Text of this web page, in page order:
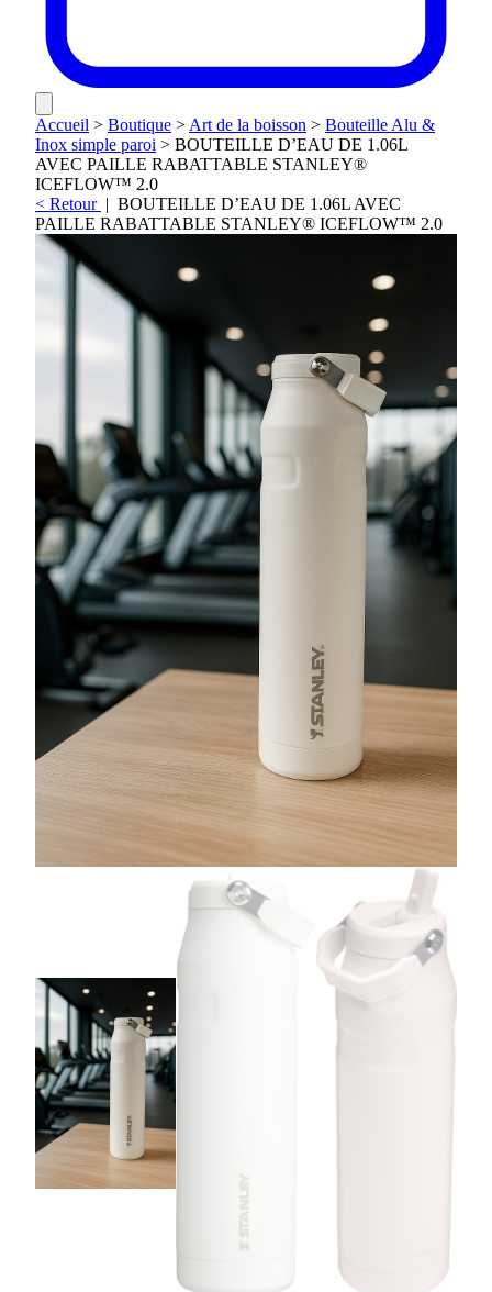
Accueil > Boutique >Art de la boisson > Bouteille Alu &
Inox simple paroi > BOUTEILLE D’EAU DE 1.06L
AVEC PAILLE RABATTABLE STANLEY®
ICEFLOW™ 2.0
< Retour | BOUTEILLE D’EAU DE 1.06L AVEC
PAILLE RABATTABLE STANLEY® ICEFLOW™ 2.0